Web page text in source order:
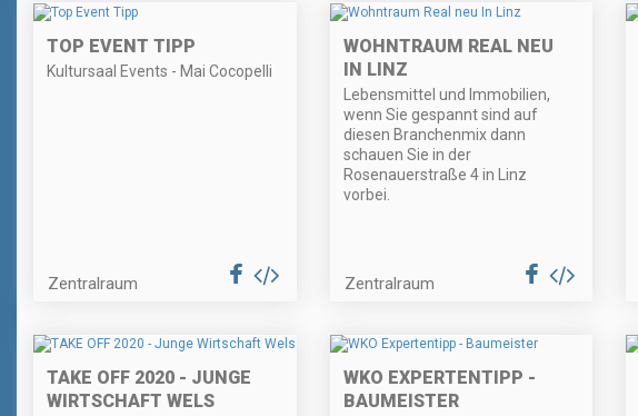
TOP EVENT TIPP
Kultursaal Events - Mai Cocopelli
Zentralraum
WOHNTRAUM REAL NEU
IN LINZ
Lebensmittel und Immobilien,
wenn Sie gespannt sind auf
diesen Branchenmix dann
schauen Sie in der
Rosenauerstraße 4 in Linz
vorbei.
Zentralraum
TAKE OFF 2020 - JUNGE
WIRTSCHAFT WELS
WKO EXPERTENTIPP -
BAUMEISTER